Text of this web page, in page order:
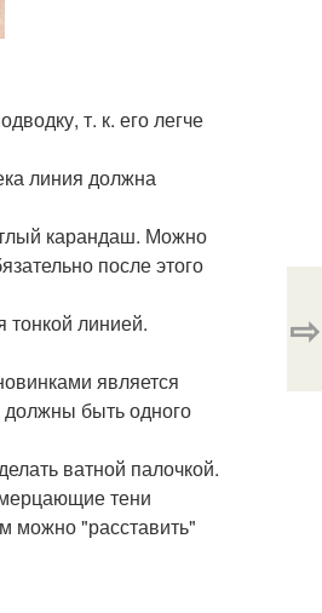
т. к. его легче
линия должна
карандаш. Можно
после этого
тонкой линией.
является
должны быть одного
ватной палочкой.
тени
можно "расставить"
⇨